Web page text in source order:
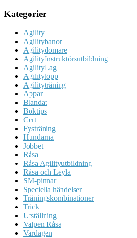
Kategorier
Agility
Agilitybanor
Agilitydomare
AgilityInstruktörsutbildning
AgilityLag
Agilitylopp
Agilityträning
Appar
Blandat
Boktips
Cert
Fysträning
Hundarna
Jobbet
Råsa
Råsa Agilityutbildning
Råsa och Leyla
SM-pinnar
Speciella händelser
Träningskombinationer
Trick
Utställning
Valpen Råsa
Vardagen